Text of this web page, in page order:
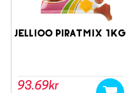
Jellioo Piratmix 1kg
93.69kr